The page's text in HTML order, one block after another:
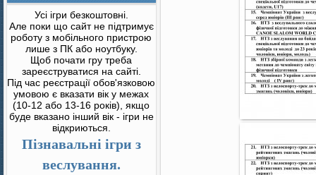
Усі ігри безкоштовні.
Але поки що сайт не підтримує
роботу з мобільного пристрою
лише з ПК або ноутбуку.
Щоб почати гру треба
зареєструватися на сайті.
Під час реєстрації обов'язковою
умовою є вказати вік у межах
(10-12 або 13-16 років), якщо
буде вказано інший вік - ігри не
відкриються.
Пізнавальні ігри з
веслування.